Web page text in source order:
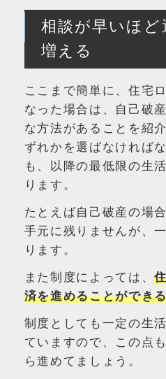
相談が早いほど
増える
ここまで簡単に、住宅
なった場合は、自己破
な方法があることを紹
ずれかを選ばなければ
も、以降の最低限の生
ります。
たとえば自己破産の場
手元に残りませんが、
ります。
また制度によっては、
済を進めることができ
制度としても一定の生
ていますので、この点
ら進めてましょう。